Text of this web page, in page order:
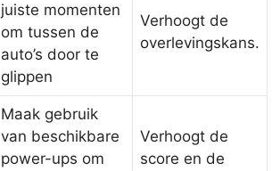
juiste momenten
om tussen de
auto’s door te
glippen
Verhoogt de
overlevingskans.
Maak gebruik
van beschikbare
power-ups om
Verhoogt de
score en de